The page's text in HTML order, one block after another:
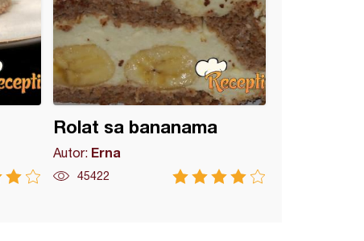
Rolat sa bananama
Autor: Erna
45422